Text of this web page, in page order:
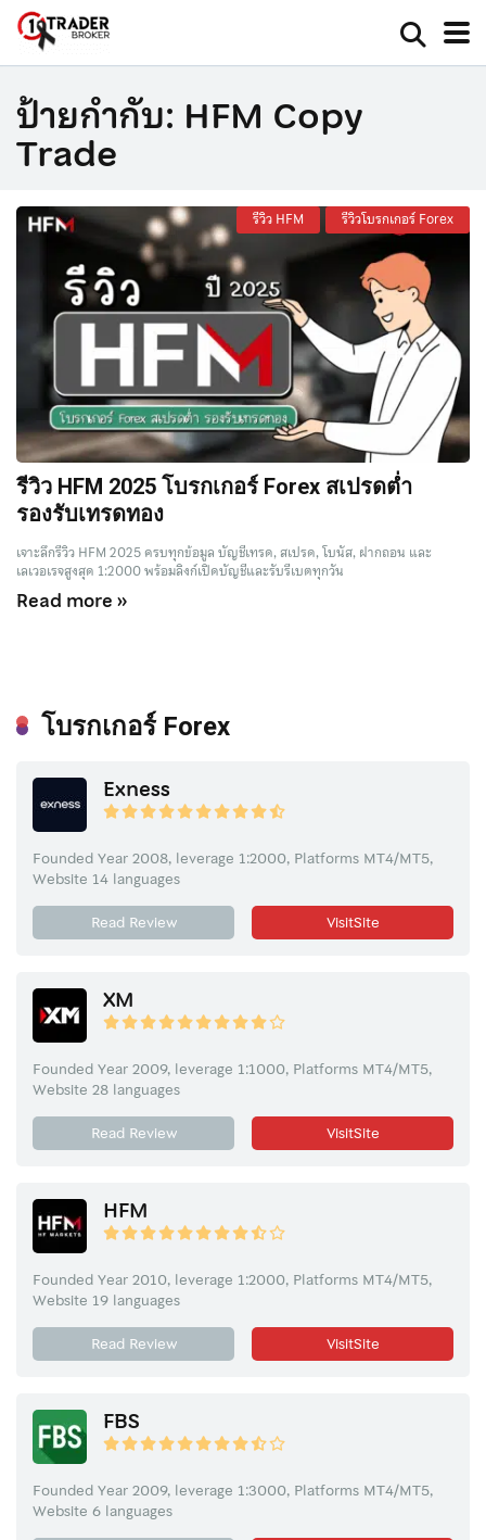
ป้ายกำกับ: HFM Copy
Trade
รีวิว HFM รีวิวโบรกเกอร์ Forex
รีวิว HFM 2025 โบรกเกอร์ Forex สเปรดต่ำ
รองรับเทรดทอง
เจาะลึกรีวิว HFM 2025 ครบทุกข้อมูล บัญชีเทรด, สเปรด, โบนัส, ฝากถอน และ
เลเวอเรจสูงสุด 1:2000 พร้อมลิงก์เปิดบัญชีและรับรีเบตทุกวัน
Read more »
โบรกเกอร์ Forex
Exness
Founded Year 2008, leverage 1:2000, Platforms MT4/MT5,
Website 14 languages
Read Review
VisitSite
XM
Founded Year 2009, leverage 1:1000, Platforms MT4/MT5,
Website 28 languages
Read Review
VisitSite
HFM
Founded Year 2010, leverage 1:2000, Platforms MT4/MT5,
Website 19 languages
Read Review
VisitSite
FBS
Founded Year 2009, leverage 1:3000, Platforms MT4/MT5,
Website 6 languages